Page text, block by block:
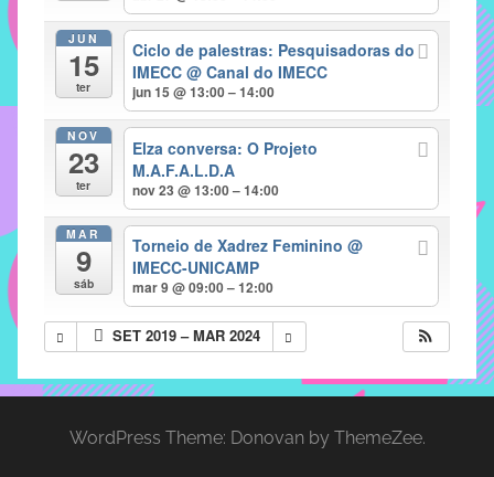
pacificadoras
problemas
verificados
instituto,
para
prevenção
JUN
15
ter
Ciclo de palestras: Pesquisadoras do
IMECC@ Canal do IMECC
jun 15 @ 13:00 – 14:00
NOV
23
ter
Elza conversa: O Projeto
M.A.F.A.L.D.A
nov 23 @ 13:00 – 14:00
MAR
9
sáb
Torneio de Xadrez Feminino@
IMECC-UNICAMP
mar 9 @ 09:00 – 12:00
SET 2019 – MAR 2024
WordPress Theme: Donovan by ThemeZee.